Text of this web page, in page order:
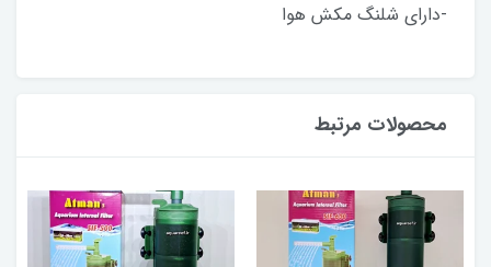
-دارای شلنگ مکش هوا
محصولات مرتبط